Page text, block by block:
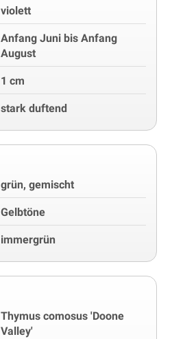
violett
Anfang Juni bis Anfang
August
1 cm
stark duftend
grün, gemischt
Gelbtöne
immergrün
Thymus comosus 'Doone
Valley'